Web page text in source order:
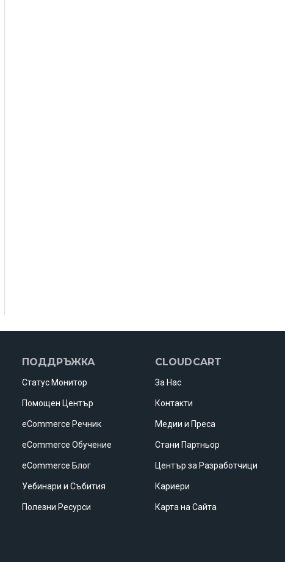
ПОДДРЪЖКА
Статус Mонитор
Помощен Център
eCommerce Речник
eCommerce Обучение
eCommerce Блог
Уебинари и Събития
Полезни Ресурси
CLOUDCART
За Нас
Контакти
Медии и Преса
Стани Партньор
Център за Разработчици
Кариери
Карта на Сайта